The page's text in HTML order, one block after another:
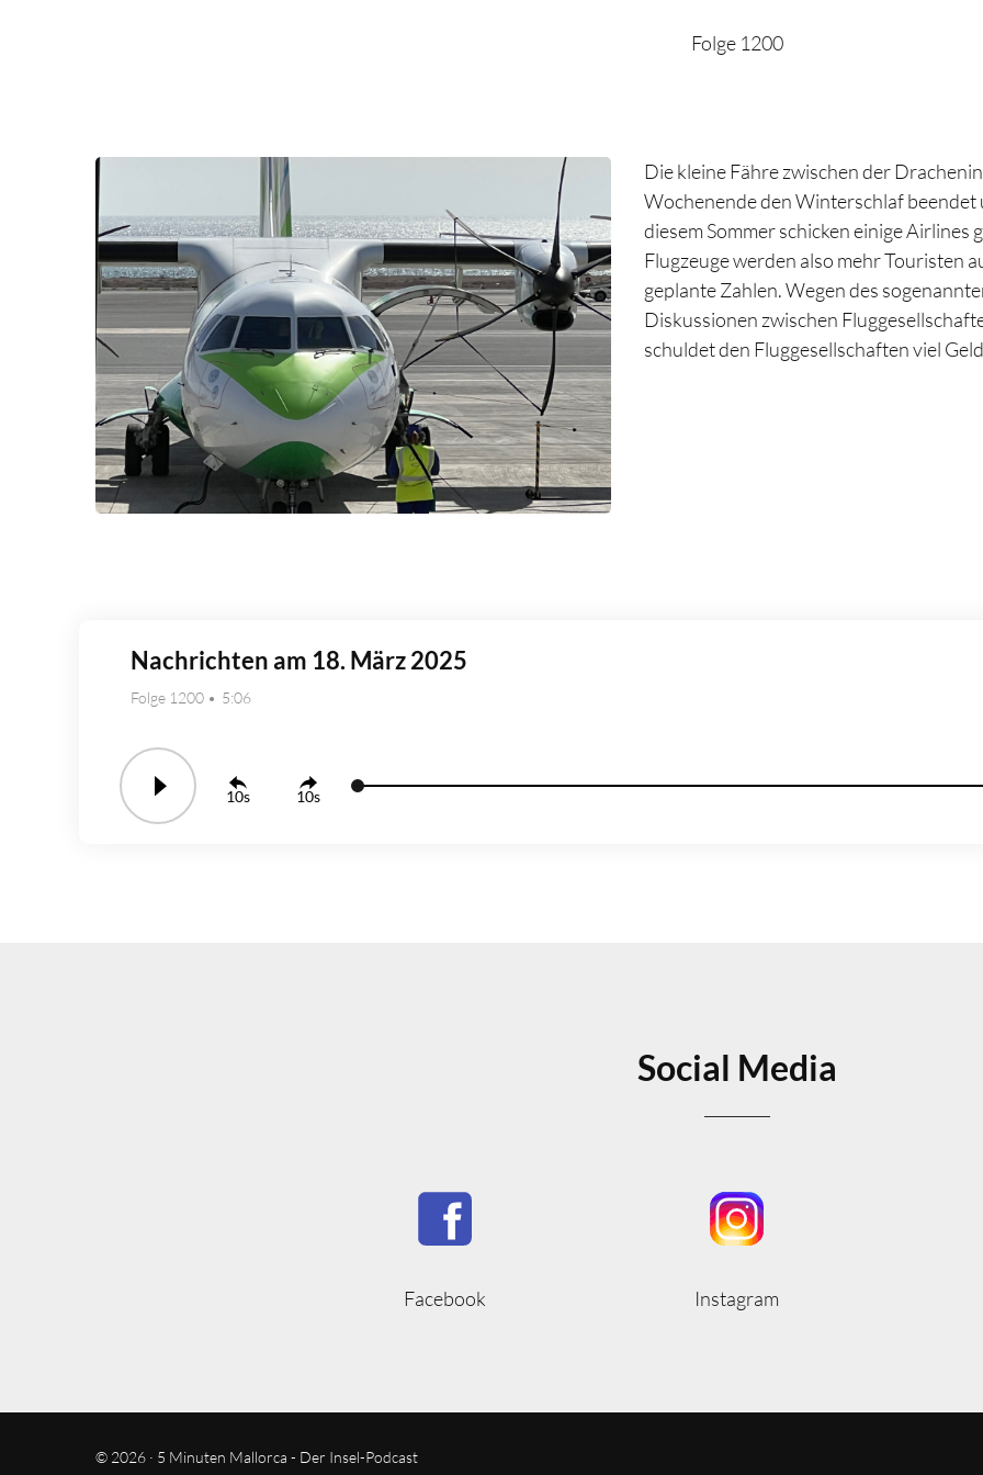
Folge 1200
Die kleine Fähre zwischen der
Wochenende den Winterschlaf
diesem Sommer schicken einige
Flugzeuge werden also mehr Touristen
geplante Zahlen. Wegen des
Diskussionen zwischen
schuldet den Fluggesellschaften viel
Nachrichten am 18. März 2025
Folge 1200 5:06
10 10
Social Media
Facebook Instagram
© 2026 · 5 Minuten Mallorca - Der Insel-Podcast